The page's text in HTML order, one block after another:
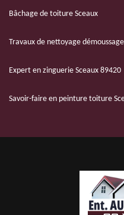
Bâchage de toiture Sceaux
Travaux de nettoyage
Expert en zinguerie Sceaux 89420
Savoir-faire en peinture toiture